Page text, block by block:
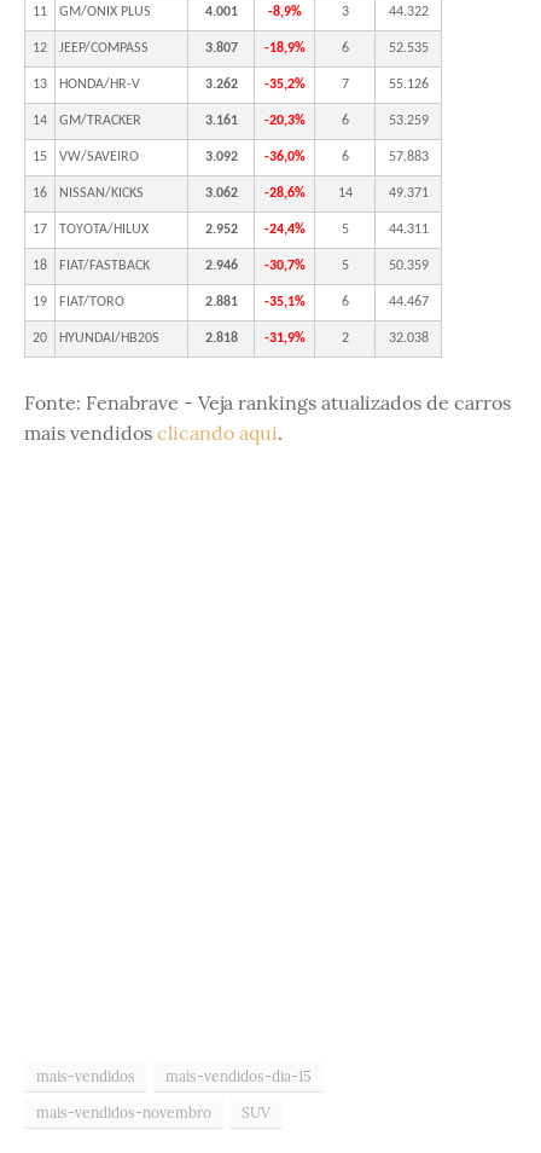
11 GM/ONIX PLUS 4.001 -8,9% 3 44.322
12 JEEP/COMPASS 3.807 -18,9% 6 52.535
13 HONDA/HR-V 3.262 -35,2% 7 55.126
14 GM/TRACKER 3.161 -20,3% 6 53.259
15 VW/SAVEIRO 3.092 -36,0% 6 57.883
16 NISSAN/KICKS 3.062 -28,6% 14 49.371
17 TOYOTA/HILUX 2.952 -24,4% 5 44.311
18 FIAT/FASTBACK 2.946 -30,7% 5 50.359
19 FIAT/TORO 2.881 -35,1% 6 44.467
20 HYUNDAI/HB20S 2.818 -31,9% 2 32.038
Fonte: Fenabrave - Veja rankings atualizados de carros
mais vendidos clicando aqui.
mais-vendidos
mais-vendidos-dia-15
mais-vendidos-novembro
SUV